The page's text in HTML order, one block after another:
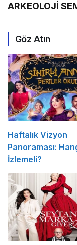
ARKEOLOJİ
Göz Atın
Haftalık Vizyon
Panoraması:
İzlemeli?